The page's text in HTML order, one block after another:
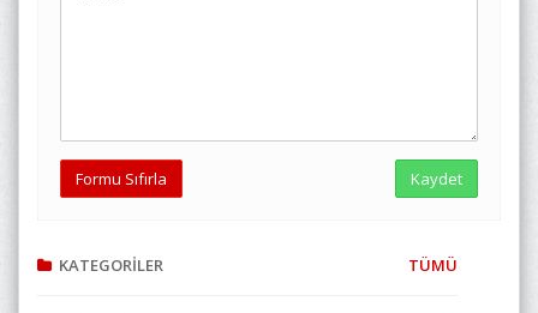
KATEGORİLER TÜMÜ